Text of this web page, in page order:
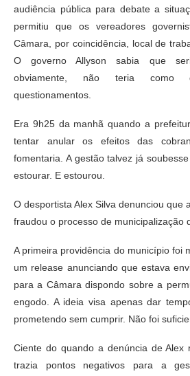
audiência pública para debate a
permitiu que os vereadores
Câmara, por coincidência, local de
O governo Allyson sabia que
obviamente, não teria como
questionamentos.
Era 9h25 da manhã quando a
tentar anular os efeitos das
fomentaria. A gestão talvez já
estourar. E estourou.
O desportista Alex Silva denunciou que
fraudou o processo de municipalização
A primeira providência do município foi
um release anunciando que estava
para a Câmara dispondo sobre a
engodo. A ideia visa apenas dar
prometendo sem cumprir. Não foi
Ciente do quando a denúncia de Alex
trazia pontos negativos para a